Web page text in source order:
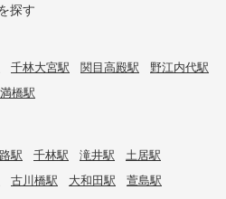
探す
千林大宮駅 関目高殿駅
野江内代駅
橋駅
駅 千林駅 滝井駅
土居駅
古川橋駅 大和田駅 萱島駅